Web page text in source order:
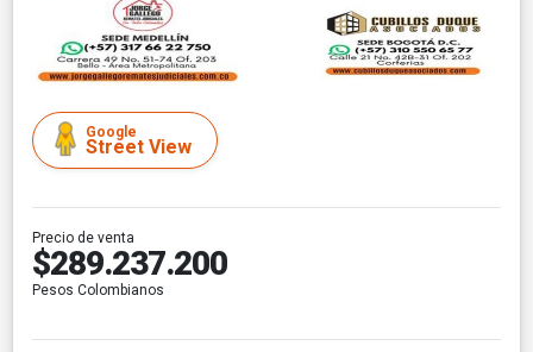
Google
Street View
Precio de venta
$289.237.200
Pesos Colombianos